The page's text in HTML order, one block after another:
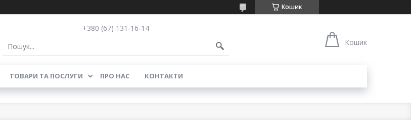
Кошик
+380 (67) 131-16-14
Кошик
ТОВАРИ ТА ПОСЛУГИ ПРО НАС КОНТАКТИ